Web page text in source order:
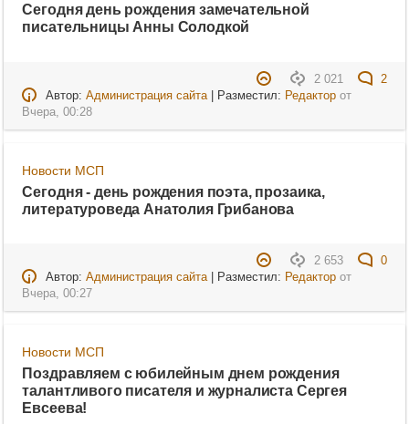
Сегодня день рождения замечательной
писательницы Анны Солодкой
2 021
2
Автор: Администрация сайта| Разместил: Редакторот
Вчера, 00:28
Новости МСП
Сегодня - день рождения поэта, прозаика,
литературоведа Анатолия Грибанова
2 653
0
Автор: Администрация сайта| Разместил: Редакторот
Вчера, 00:27
Новости МСП
Поздравляем с юбилейным днем рождения
талантливого писателя и журналиста Сергея
Евсеева!